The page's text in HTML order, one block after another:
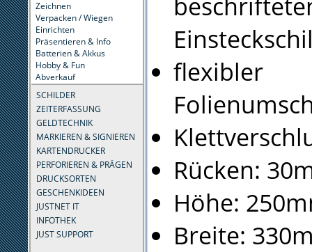
Zeichnen
Verpacken / Wiegen
Einrichten
Präsentieren & Info
Batterien & Akkus
Hobby & Fun
Abverkauf
SCHILDER
ZEITERFASSUNG
GELDTECHNIK
MARKIEREN & SIGNIEREN
KARTENDRUCKER
PERFORIEREN & PRÄGEN
DRUCKSORTEN
GESCHENKIDEEN
JUSTNET IT
INFOTHEK
JUST SUPPORT
flexibler
Rücken:
Höhe:
Breite: